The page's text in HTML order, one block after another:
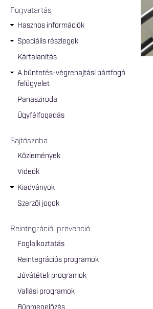
Fogvatartás
Hasznos információk
Speciális részlegek
Kártalanítás
A büntetés-végrehajtási pártfogó
felügyelet
Panasziroda
Ügyfélfogadás
Sajtószoba
Közlemények
Videók
Kiadványok
Szerzői jogok
Reintegráció, prevenció
Foglalkoztatás
Reintegrációs programok
Jóvátételi programok
Vallási programok